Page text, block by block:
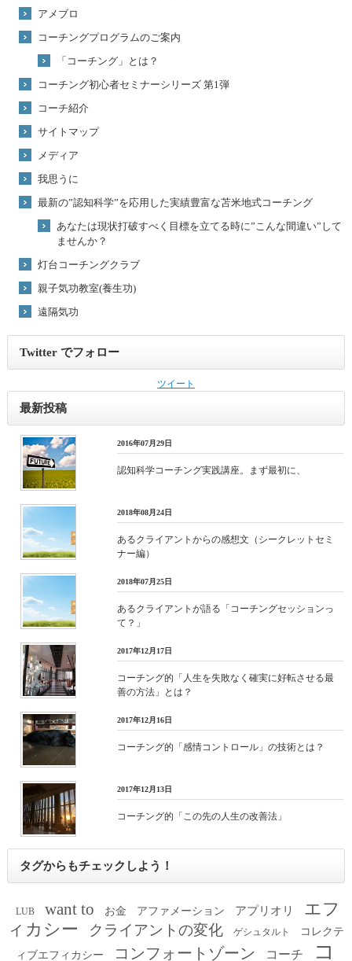
アメブロ
コーチングプログラムのご案内
「コーチング」とは？
コーチング初心者セミナーシリーズ 第1弾
コーチ紹介
サイトマップ
メディア
我思うに
最新の”認知科学”を応用した実績豊富な苫米地式コーチング
あなたは現状打破すべく目標を立てる時に”こんな間違い”して
ませんか？
灯台コーチングクラブ
親子気功教室(養生功)
遠隔気功
Twitter でフォロー
ツイート
最新投稿
2016年07月29日
認知科学コーチング実践講座。まず最初に、
2018年08月24日
あるクライアントからの感想文（シークレットセミ
ナー編）
2018年07月25日
あるクライアントが語る「コーチングセッションっ
て？」
2017年12月17日
コーチング的「人生を失敗なく確実に好転させる最
善の方法」とは？
2017年12月16日
コーチング的「感情コントロール」の技術とは？
2017年12月13日
コーチング的「この先の人生の改善法」
タグからもチェックしよう！
LUB want to お金 アファメーション アプリオリ
エフ
ィカシー
クライアントの変化 ゲシュタルト
コレクテ
ィブエフィカシー
コンフォートゾーン コーチ
コ